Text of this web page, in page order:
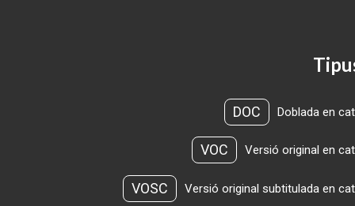
DOC Doblada en
VOC Versió original en
VOSC Versió original subtitulada en